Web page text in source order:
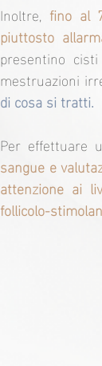
Inoltre, fino al
piuttosto
presentino
mestruazioni
di cosa si tratti.
Per effettuare
sangue e
attenzione ai
follicolo-